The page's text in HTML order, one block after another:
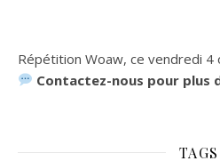
Répétition Woaw, ce vendredi 4
Contactez-nous pour plus
TAGS